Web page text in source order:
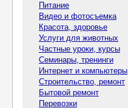
Питание
Видео и фотосъемка
Красота, здоровье
Услуги для животных
Частные уроки, курсы
Семинары, тренинги
Интернет и компьютеры
Строительство, ремонт
Бытовой ремонт
Перевозки